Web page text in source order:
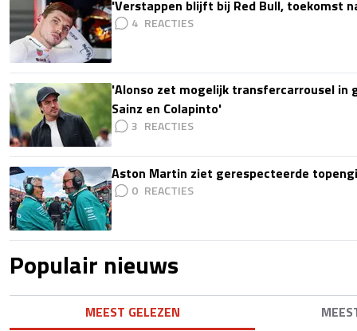
'Verstappen blijft bij Red Bull, toekomst
4
'Alonso zet mogelijk transfercarrousel in
Sainz en Colapinto'
3
Aston Martin ziet gerespecteerde
0
Populair nieuws
MEEST GELEZEN